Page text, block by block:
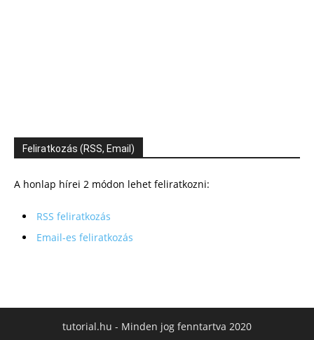
Feliratkozás (RSS, Email)
A honlap hírei 2 módon lehet feliratkozni:
RSS feliratkozás
Email-es feliratkozás
tutorial.hu - Minden jog fenntartva 2020